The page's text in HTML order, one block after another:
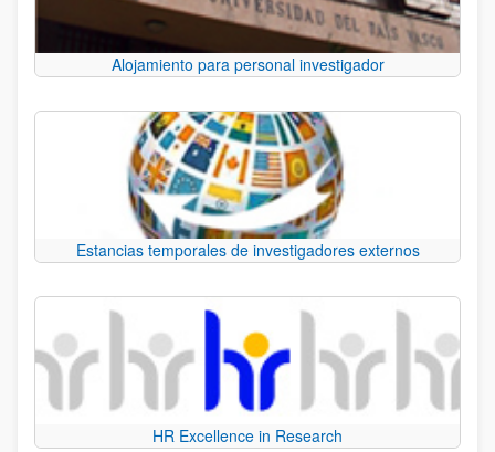
Alojamiento para personal investigador
Estancias temporales de investigadores externos
HR Excellence in Research